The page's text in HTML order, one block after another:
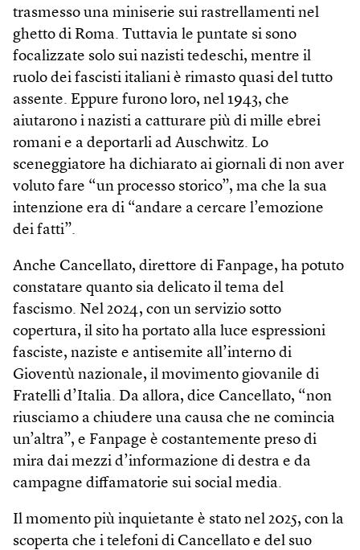
trasmesso una miniserie sui rastrellamenti nel
ghetto di Roma. Tuttavia le puntate si sono
focalizzate solo sui nazisti tedeschi, mentre il
ruolo dei fascisti italiani è rimasto quasi del tutto
assente. Eppure furono loro, nel 1943, che
aiutarono i nazisti a catturare più di mille ebrei
romani e a deportarli ad Auschwitz. Lo
sceneggiatore ha dichiarato ai giornali di non aver
voluto fare “un processo storico”, ma che la sua
intenzione era di “andare a cercare l’emozione
dei fatti”.
Anche Cancellato, direttore di Fan­page, ha potuto
constatare quanto sia delicato il tema del
fascismo. Nel 2024, con un servizio sotto
copertura, il sito ha portato alla luce espressioni
fasciste, naziste e antisemite all’interno di
Gioventù nazionale, il movimento giovanile di
Fratelli d’Italia. Da allora, dice Cancellato, “non
riusciamo a chiudere una causa che ne comincia
un’altra”, e Fanpage è costantemente preso di
mira dai mezzi d’informazione di destra e da
campagne diffamatorie sui social media.
Il momento più inquietante è stato nel 2025, con la
scoperta che i telefoni di Cancellato e del suo